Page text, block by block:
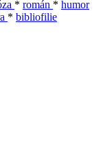
* román * humor
* bibliofilie